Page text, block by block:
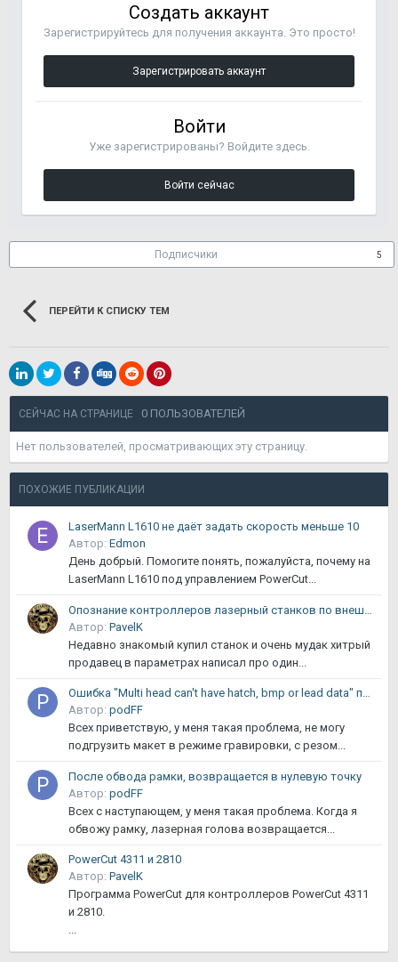
Создать аккаунт
Зарегистрируйтесь для получения аккаунта. Это просто!
Зарегистрировать аккаунт
Войти
Уже зарегистрированы? Войдите здесь.
Войти сейчас
Подписчики 5
ПЕРЕЙТИ К СПИСКУ ТЕМ
СЕЙЧАС НА СТРАНИЦЕ 0 ПОЛЬЗОВАТЕЛЕЙ
Нет пользователей, просматривающих эту страницу.
ПОХОЖИЕ ПУБЛИКАЦИИ
LaserMann L1610 не даёт задать скорость меньше 10
Автор: Edmon
День добрый. Помогите понять, пожалуйста, почему на
LaserMann L1610 под управлением PowerCut...
Автор: PavelK
Недавно знакомый купил станок и очень мудак хитрый
продавец в параметрах написал про один...
Ошибка "Multi head can't have hatch, bmp or lead data" при гравировке
Автор: podFF
Всех приветствую, у меня такая проблема, не могу
подгрузить макет в режиме гравировки, с резом...
После обвода рамки, возвращается в нулевую точку
Автор: podFF
Всех с наступающем, у меня такая проблема. Когда я
обвожу рамку, лазерная голова возвращается...
PowerCut 4311 и 2810
Автор: PavelK
Программа PowerCut для контроллеров PowerCut 4311
и 2810.
...